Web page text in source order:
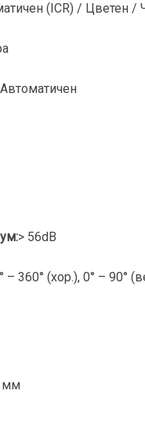
(ICR) / Цветен /
> 56dB
– 360° (хор.), 0° – 90°
мм